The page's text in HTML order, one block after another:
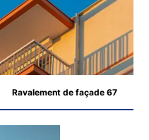
Ravalement de façade 67